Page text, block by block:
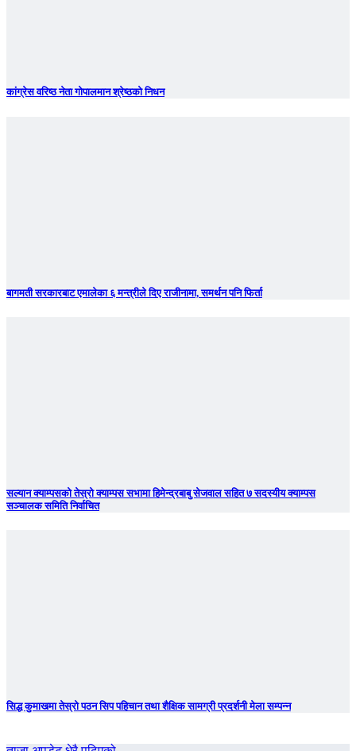
कांग्रेस वरिष्ठ नेता गोपालमान श्रेष्ठको निधन
बागमती सरकारबाट एमालेका ६ मन्त्रीले दिए राजीनामा, समर्थन पनि फिर्ता
सल्यान क्याम्पसको तेस्रो क्याम्पस सभामा हिमेन्द्रबाबु सेजवाल सहित ७ सदस्यीय क्याम्पस
सञ्चालक समिति निर्वाचित
सिद्ध कुमाखमा तेस्रो पठन सिप पहिचान तथा शैक्षिक सामग्री प्रदर्शनी मेला सम्पन्न